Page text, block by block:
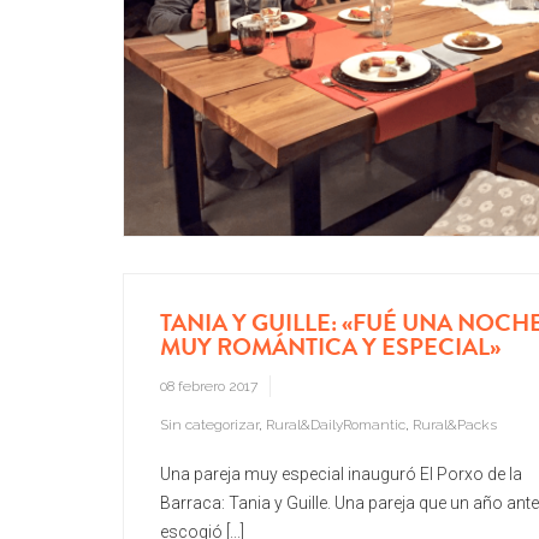
TANIA Y GUILLE: «FUÉ UNA
MUY ROMÁNTICA Y ESPECIAL»
08 febrero 2017
Sin categorizar, Rural&DailyRomantic Rural&Packs
Una pareja muy especial inauguró El Porxo de la
Barraca: Tania y Guille. Una pareja que un año
escogió [...]